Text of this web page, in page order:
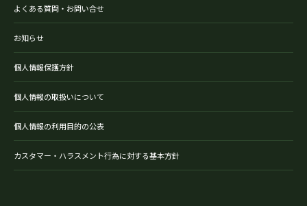
よくある質問・お問い合せ
お知らせ
個人情報保護方針
個人情報の取扱いについて
個人情報の利用目的の公表
カスタマー・ハラスメント行為に対する基本方針